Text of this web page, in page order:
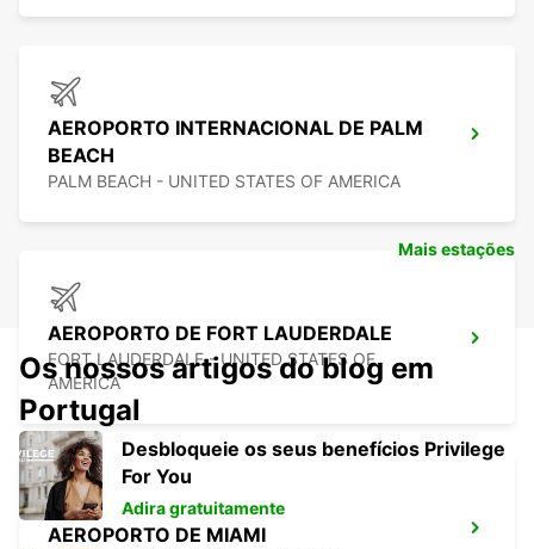
AEROPORTO INTERNACIONAL DE PALM
BEACH
PALM BEACH - UNITED STATES OF AMERICA
AEROPORTO DE FORT LAUDERDALE
FORT LAUDERDALE - UNITED STATES OF
AMERICA
AEROPORTO DE MIAMI
Mais estações
Os nossos artigos do blog em
Portugal
Desbloqueie os seus benefícios Privilege
For You
Adira gratuitamente